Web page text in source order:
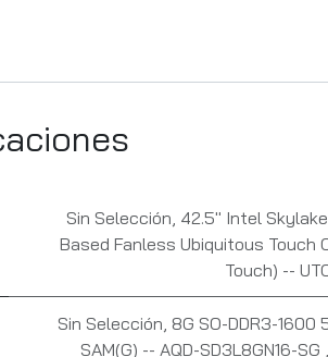
Sin Selección, 42.5" Intel
Based Fanless Ubiquitous Touch
Touch) --
Sin Selección, 8G SO-DDR3-1600
SAM(G) -- AQD-SD3L8GN16-SG ,